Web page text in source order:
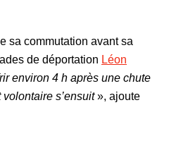
sa commutation avant sa
de déportation Léon
environ 4 h après une chute
s’ensuit», ajoute